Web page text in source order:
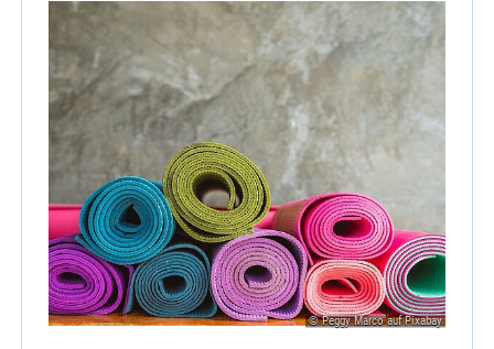
St. Paul Königswiesen
Zentrale Veranstaltung
Kath. Erziehergemeinschaft
Kath. Hochschulgemeinde
© Peggy Marco auf Pixabay